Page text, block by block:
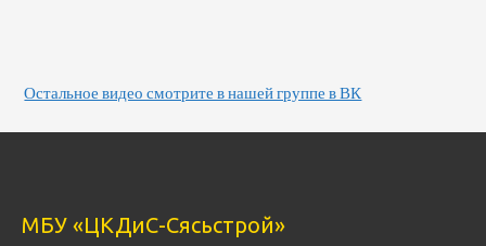
Остальное видео смотрите в нашей группе в ВК
МБУ «ЦКДиС-Сясьстрой»